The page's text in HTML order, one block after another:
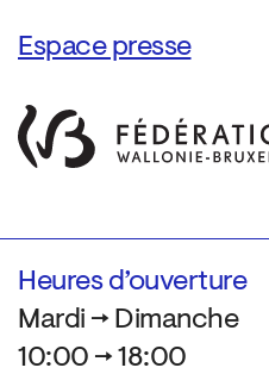
Espace presse
Heures d’ouverture
Mardi → Dimanche
10:00 → 18:00